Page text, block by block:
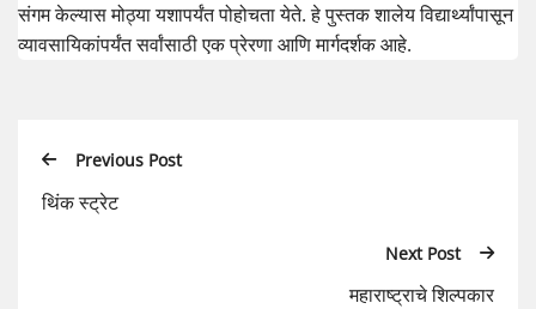
संगम केल्यास मोठ्या यशापर्यंत पोहोचता येते. हे पुस्तक शालेय विद्यार्थ्यांपासून
व्यावसायिकांपर्यंत सर्वांसाठी एक प्रेरणा आणि मार्गदर्शक आहे.
Previous Post
थिंक स्ट्रेट
Next Post
महाराष्ट्राचे शिल्पकार